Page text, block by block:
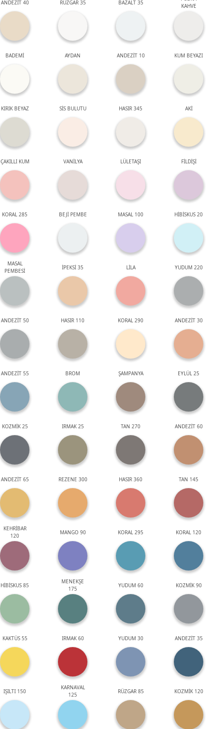
ANDEZİT 40 RÜZGAR 35 BAZALT 35
KAHVE
BADEMİ AYDAN ANDEZİT 10 KUM BEYAZI
KIRIK BEYAZ SİS BULUTU HASIR 345 AKİ
ÇAKILLI KUM VANİLYA LÜLETAŞI FİLDİŞİ
KORAL 285 BEJİ PEMBE MASAL 100 HİBİSKUS 20
MASAL
PEMBESİ
İPEKSİ 35 LİLA YUDUM 220
ANDEZİT 50 HASIR 110 KORAL 290 ANDEZİT 30
ANDEZİT 55 BROM ŞAMPANYA EYLÜL 25
KOZMİK 25 IRMAK 25 TAN 270 ANDEZİT 60
ANDEZİT 65 REZENE 300 HASIR 360 TAN 145
KEHRİBAR
120
MANGO 90 KORAL 295 KORAL 120
HİBİSKUS 85
MENEKŞE
175
YUDUM 60 KOZMİK 90
KAKTÜS 55 IRMAK 60 YUDUM 30 ANDEZİT 35
IŞILTI 150
KARNAVAL
125
RÜZGAR 85 KOZMİK 120